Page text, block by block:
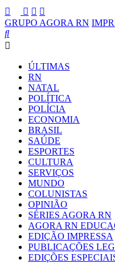
GRUPO AGORA RN
ÚLTIMAS
RN
NATAL
POLÍTICA
POLÍCIA
ECONOMIA
BRASIL
SAÚDE
ESPORTES
CULTURA
SERVIÇOS
MUNDO
COLUNISTAS
OPINIÃO
SÉRIES AGORA RN
AGORA RN
EDIÇÃO IMPRESSA
PUBLICAÇÕES
EDIÇÕES